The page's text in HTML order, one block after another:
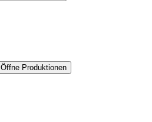
Öffne Produktionen